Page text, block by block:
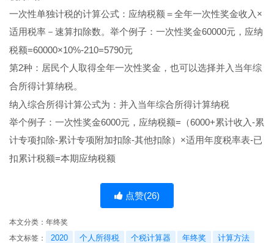
一次性单独计税的计算公式： 应纳税额＝全年一次性奖金收入×
适用税率－速算扣除数。举个例子 ：一次性奖金60000元，应纳
税额=60000×10%-210=5790元
第2种：居民个人取得全年一次性奖金，也可以选择并入当年综
合所得计算纳税。
纳入综合所得计算公式为： 并入当年综合所得计算纳税
举个例子 ：一次性奖金6000元，应纳税额= （6000+累计收入-累
计专项扣除-累计专项附加扣除-其他扣除）×适用年度税率表-已
扣累计税额=本期应纳税额
点赞(26)
本文分类： 年终奖
本文标签：
2020 个人所得税 个税计算器 年终奖 计算方法